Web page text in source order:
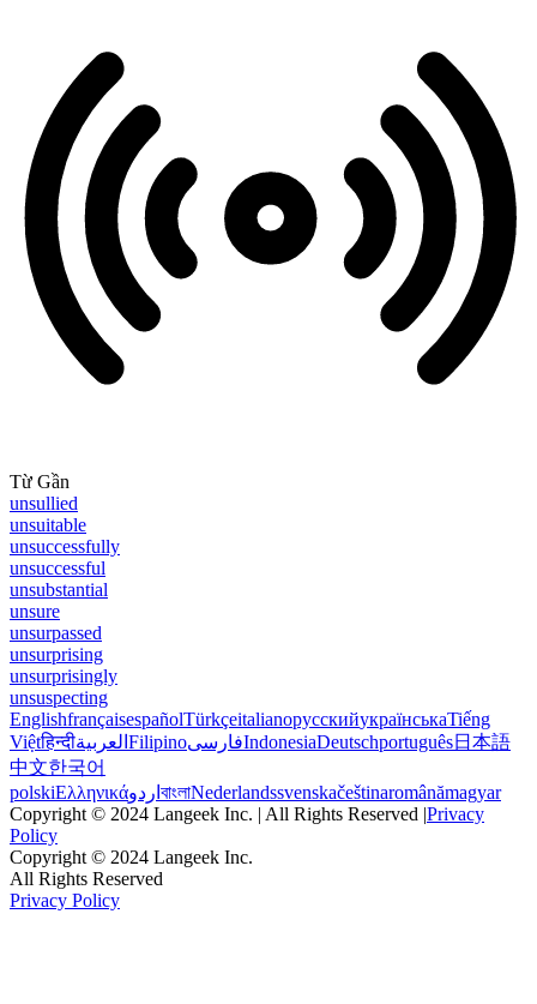
Từ Gần
unsullied
unsuitable
unsuccessfully
unsuccessful
unsubstantial
unsure
unsurpassed
unsurprising
unsurprisingly
unsuspecting
EnglishfrançaisespañolTürkçeitalianoрусскийукраїнськаTiếng
Việtहिन्दीالعربية FilipinoفارسیIndonesiaDeutschportuguês日本語
中文한국어
polskiΕλληνικάاردو বাংলাNederlandssvenskačeštinaromânămagyar
Copyright © 2024 Langeek Inc. | All Rights Reserved |Privacy
Policy
Copyright © 2024 Langeek Inc.
All Rights Reserved
Privacy Policy